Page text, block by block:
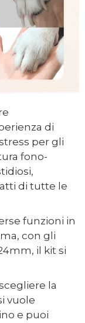
di
per gli
fono-
di tutte le
funzioni in
con gli
il kit si
la
vuole
e puoi